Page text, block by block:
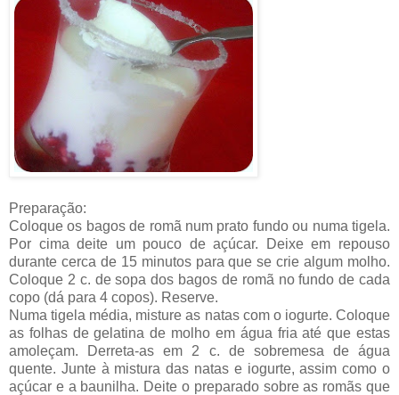
Preparação:
Coloque os bagos de romã num prato fundo ou numa tigela.
Por cima deite um pouco de açúcar. Deixe em repouso
durante cerca de 15 minutos para que se crie algum molho.
Coloque 2 c. de sopa dos bagos de romã no fundo de cada
copo (dá para 4 copos). Reserve.
Numa tigela média, misture as natas com o iogurte. Coloque
as folhas de gelatina de molho em água fria até que estas
amoleçam. Derreta-as em 2 c. de sobremesa de água
quente. Junte à mistura das natas e iogurte, assim como o
açúcar e a baunilha. Deite o preparado sobre as romãs que